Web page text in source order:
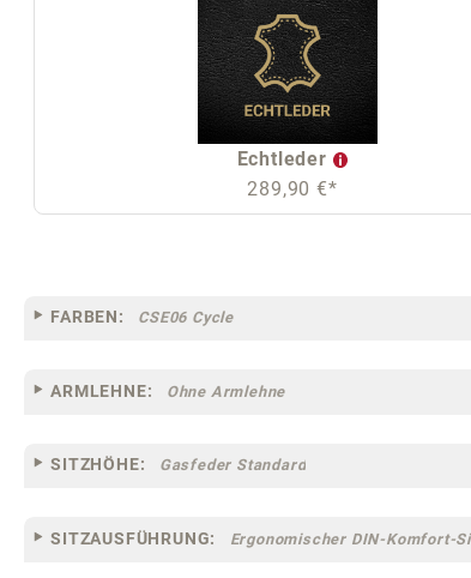
Echtleder
289,90 €*
FARBEN: CSE06 Cycle
ARMLEHNE: Ohne Armlehne
SITZHÖHE: Gasfeder Standard
SITZAUSFÜHRUNG: Ergonomischer DIN-Komfort-